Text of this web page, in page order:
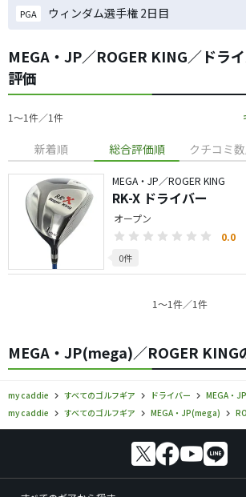
PGA ウィンダム選手権 2日目
MEGA・JP／ROGER KING／ドラ
評価
1〜1件／1件
新着順 総合評価順 クチコミ
MEGA・JP／ROGER KING
RK-X ドライバー
オープン
0.0
0件
1〜1件／1件
MEGA・JP(mega)／ROGER KING
my caddie すべてのゴルフギア ドライバー MEGA・
my caddie
すべてのゴルフギア MEGA・JP(mega)